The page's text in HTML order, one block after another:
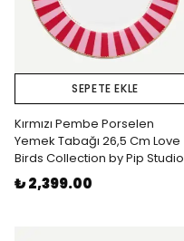
SEPETE EKLE
Kırmızı Pembe Porselen
Yemek Tabağı 26,5 Cm Love
Birds Collection by Pip Studio
₺ 2,399.00